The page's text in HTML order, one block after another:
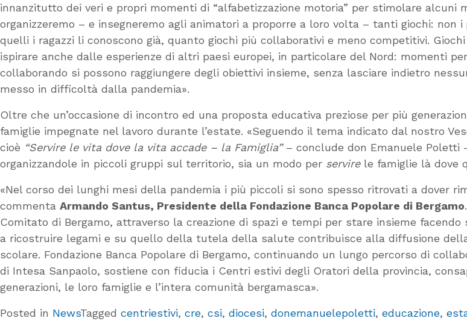
innanzitutto dei veri e propri momenti di “alfabetizzazione motoria” per stimolare alcuni
organizzeremo – e insegneremo agli animatori a proporre a loro volta – tanti giochi: non
quelli i ragazzi li conoscono già, quanto giochi più collaborativi e meno competitivi.
ispirare anche dalle esperienze di altri paesi europei, in particolare del Nord: momenti
collaborando si possono raggiungere degli obiettivi insieme, senza lasciare indietro
messo in difficoltà dalla pandemia».
Oltre che un’occasione di incontro ed una proposta educativa preziose per più
famiglie impegnate nel lavoro durante l’estate. «Seguendo il tema indicato dal nostro
cioè “Servire le vita dove la vita accade – la Famiglia”– conclude don Emanuele Poletti
organizzandole in piccoli gruppi sul territorio, sia un modo per servirele famiglie là dove
«Nel corso dei lunghi mesi della pandemia i più piccoli si sono spesso ritrovati a dover
commenta Armando Santus, Presidente della Fondazione Banca Popolare di Bergamo
Comitato di Bergamo, attraverso la creazione di spazi e tempi per stare insieme
a ricostruire legami e su quello della tutela della salute contribuisce alla diffusione
scolare. Fondazione Banca Popolare di Bergamo, continuando un lungo percorso di
di Intesa Sanpaolo, sostiene con fiducia i Centri estivi degli Oratori della provincia,
generazioni, le loro famiglie e l’intera comunità bergamasca».
Posted in NewsTagged centriestivi, cre, csi, diocesi, donemanuelepoletti, educazione,